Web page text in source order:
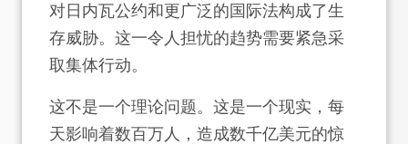
对日内瓦公约和更广泛的国际法构成了生
存威胁。这一令人担忧的趋势需要紧急采
取集体行动。
这不是一个理论问题。这是一个现实，每
天影响着数百万人，造成数千亿美元的惊